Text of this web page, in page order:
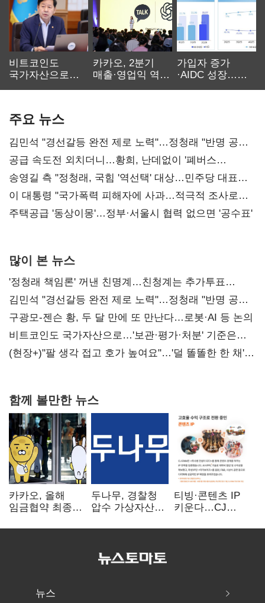
비트코인도
국가자산으로…'
카카오, 2분기
매출·영업익 역대
가입자 증가
·AIDC 성장…
주요 뉴스
김민석 "경선갈등 완전 제로 노력"…정청래 "반명 공세
사과부터"
공급 속도전 외치더니…황희, 난데없이 '폐버스
리모델링' 제안
송영길 측 "정청래, 국힘 '역선택' 대상…민주당 대표로
총선 지휘 못해"
이 대통령 "국가폭력 피해자에 사과…적극적 조사로
진실 밝혀야"
주택공급 '동상이몽'…정부·서울시 협력 없으면 '공수표'
많이 본 뉴스
'정청래 책임론' 꺼낸 친명계…친청계는 추가투표
때리기
김민석 "경선갈등 완전 제로 노력"…정청래 "반명 공세
사과부터"
구광모-젠슨 황, 두 달 만에 또 만난다…로봇·AI 등 논의
비트코인도 국가자산으로…'보관·평가·처분' 기준은
숙제
(현장+)"팔 생각 접고 호가 높여요"…'덜 똘똘한 한 채'
함께 볼만한 뉴스
카카오, 올해
임금협약 최종
인상·격려금
두나무, 경찰청
압수 가상자산
커스터디 사업
티빙·콘텐츠 IP
키운다…CJ
글로벌 확장 가속
뉴스